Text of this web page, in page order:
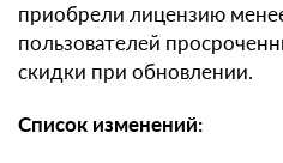
приобрели лицензию
пользователей
скидки при обновлении.
Список изменений: